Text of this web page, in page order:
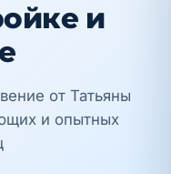
и
от Татьяны
и опытных